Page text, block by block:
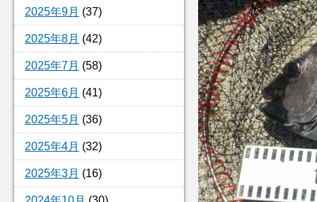
2025年9月 (37)
2025年8月 (42)
2025年7月 (58)
2025年6月 (41)
2025年5月 (36)
2025年4月 (32)
2025年3月 (16)